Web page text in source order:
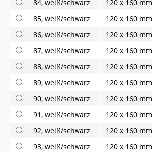
84, weiß/schwarz
120 x 160 mm
85, weiß/schwarz
120 x 160 mm
86, weiß/schwarz
120 x 160 mm
87, weiß/schwarz
120 x 160 mm
88, weiß/schwarz
120 x 160 mm
89, weiß/schwarz
120 x 160 mm
90, weiß/schwarz
120 x 160 mm
91, weiß/schwarz
120 x 160 mm
92, weiß/schwarz
120 x 160 mm
93, weiß/schwarz
120 x 160 mm